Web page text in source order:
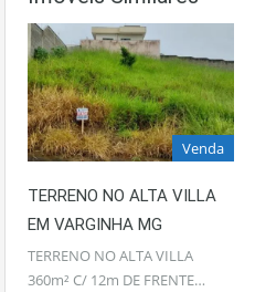
Venda
TERRENO NO ALTA VILLA
EM VARGINHA MG
TERRENO NO ALTA VILLA
360m² C/ 12m DE FRENTE…